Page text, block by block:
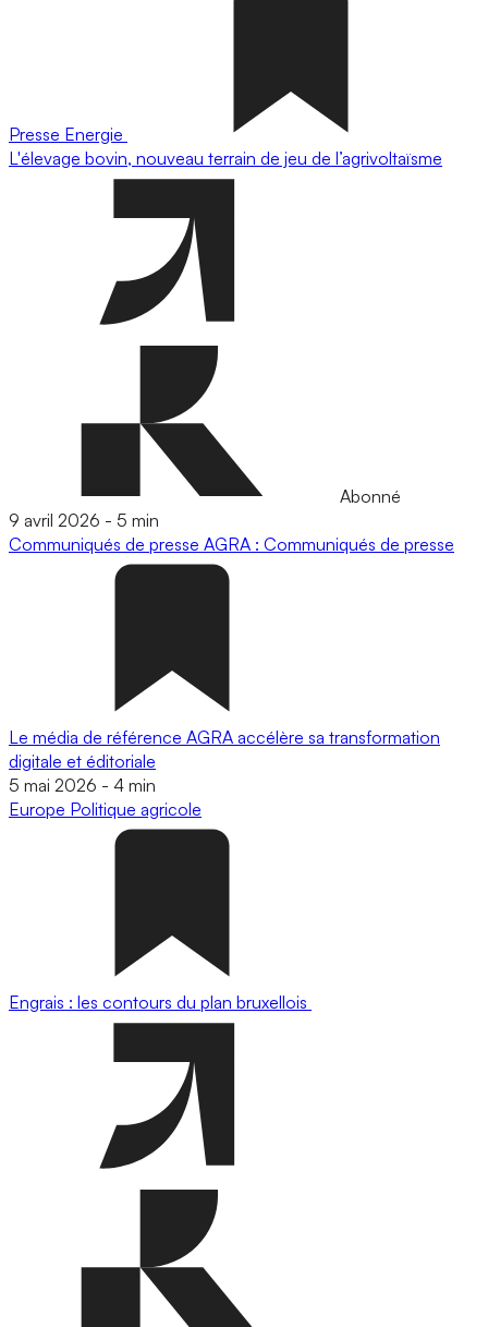
Presse Energie
L'élevage bovin, nouveau terrain de jeu de l’agrivoltaïsme
Abonné
9 avril 2026 - 5 min
Communiqués de presse AGRA : Communiqués de presse
Le média de référence AGRA accélère sa transformation
digitale et éditoriale
5 mai 2026 - 4 min
Europe Politique agricole
Engrais : les contours du plan bruxellois